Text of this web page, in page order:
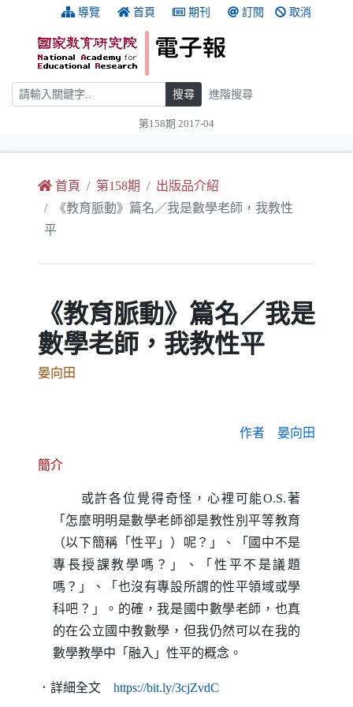
跳到主要內容 導覽 首頁 期刊 訂閱 取消
搜尋 搜尋 進階搜尋
第158期 2017-04
首頁 第158期
出版品介紹
《教育脈動》篇名／我是數學老師，我教性
平
《教育脈動》篇名／我是
數學老師，我教性平
晏向田
作者 晏向田
簡介
或許各位覺得奇怪，心裡可能O.S.著
「怎麼明明是數學老師卻是教性別平等教育
（以下簡稱「性平」）呢？」、「國中不是
專長授課教學嗎？」、「性平不是議題
嗎？」、「也沒有專設所謂的性平領域或學
科吧？」。的確，我是國中數學老師，也真
的在公立國中教數學，但我仍然可以在我的
數學教學中「融入」性平的概念。
．詳細全文 https://bit.ly/3cjZvdC